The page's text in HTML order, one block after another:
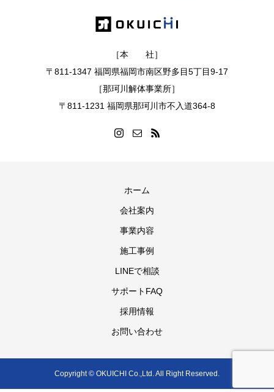
［本 社］
〒811-1347 福岡県福岡市南区野多目5丁目9-17
［那珂川解体事業所］
〒811-1231 福岡県那珂川市不入道364-8
ホーム
会社案内
事業内容
施工事例
LINEで相談
サポートFAQ
採用情報
お問い合わせ
Copyright © OKUICHI Co.,Ltd. All Right Reserved.
電話 Web問合せ 解体サポートFAQ